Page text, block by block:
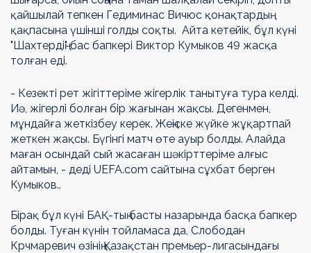
қайшылай тепкен Гедиминас Вичюс қонақтардың
қақпасына үшінші голды соқты. Айта кетейік, бұл күні
"Шахтердің" бас бапкері Виктор Кумыков 49 жасқа
толған еді.
- Кезекті рет жігіттеріме жігерлік танытуға тура келді.
Иә, жігерлі болған бір жағынан жақсы. Дегенмен,
мұндайға жеткізбеу керек. Жеңіске жүйке жұқартпай
жеткен жақсы. Бүгінгі матч өте ауыр болды. Алайда
маған осындай сый жасаған шәкірттеріме алғыс
айтамын, - деді UEFA.com сайтына сұхбат берген
Кумыков..
Бірақ бұл күні БАҚ-тың басты назарында басқа бапкер
болды. Туған күнін тойламаса да, Слободан
Крчмаревич өзінің Қазақстан премьер-лигасындағы